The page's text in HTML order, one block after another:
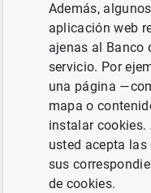
variación en el 2,00 %,
respectivamente.
Además,
aplicación web
ajenas al Banco
servicio. Por
una página
mapa o
instalar cookies.
usted acepta
sus
de cookies.